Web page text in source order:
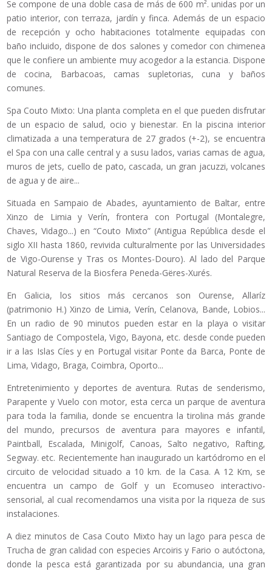
Se compone de una doble casa de más de 600 m². unidas por un
patio interior, con terraza, jardín y finca. Además de un espacio
de recepción y ocho habitaciones totalmente equipadas con
baño incluido, dispone de dos salones y comedor con chimenea
que le confiere un ambiente muy acogedor a la estancia. Dispone
de cocina, Barbacoas, camas supletorias, cuna y baños
comunes.
Spa Couto Mixto: Una planta completa en el que pueden disfrutar
de un espacio de salud, ocio y bienestar. En la piscina interior
climatizada a una temperatura de 27 grados (+-2), se encuentra
el Spa con una calle central y a susu lados, varias camas de agua,
muros de jets, cuello de pato, cascada, un gran jacuzzi, volcanes
de agua y de aire...
Situada en Sampaio de Abades, ayuntamiento de Baltar, entre
Xinzo de Limia y Verín, frontera con Portugal (Montalegre,
Chaves, Vidago...) en “Couto Mixto” (Antigua República desde el
siglo XII hasta 1860, revivida culturalmente por las Universidades
de Vigo-Ourense y Tras os Montes-Douro). Al lado del Parque
Natural Reserva de la Biosfera Peneda-Gëres-Xurés.
En Galicia, los sitios más cercanos son Ourense, Allaríz
(patrimonio H.) Xinzo de Limia, Verín, Celanova, Bande, Lobios...
En un radio de 90 minutos pueden estar en la playa o visitar
Santiago de Compostela, Vigo, Bayona, etc. desde conde pueden
ir a las Islas Cíes y en Portugal visitar Ponte da Barca, Ponte de
Lima, Vidago, Braga, Coimbra, Oporto...
Entretenimiento y deportes de aventura. Rutas de senderismo,
Parapente y Vuelo con motor, esta cerca un parque de aventura
para toda la familia, donde se encuentra la tirolina más grande
del mundo, precursos de aventura para mayores e infantil,
Paintball, Escalada, Minigolf, Canoas, Salto negativo, Rafting,
Segway. etc. Recientemente han inaugurado un kartódromo en el
circuito de velocidad situado a 10 km. de la Casa. A 12 Km, se
encuentra un campo de Golf y un Ecomuseo interactivo-
sensorial, al cual recomendamos una visita por la riqueza de sus
instalaciones.
A diez minutos de Casa Couto Mixto hay un lago para pesca de
Trucha de gran calidad con especies Arcoiris y Fario o autóctona,
donde la pesca está garantizada por su abundancia, una gran